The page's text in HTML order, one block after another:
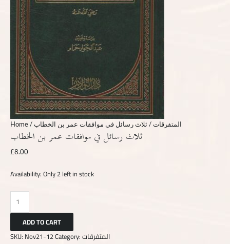
Home/ المتفرقات/ ثلاث رسائل في موافقات عمر بن الخطاب
ثلاث رسائل في موافقات عمر بن الخطاب
£8.00
Availability:Only 2 left in stock
ADD TO CART
SKU: Nov21-12Category:المتفرقات